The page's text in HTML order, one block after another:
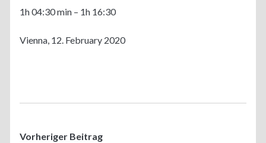
1h 04:30 min – 1h 16:30
Vienna, 12. February 2020
Vorheriger Beitrag